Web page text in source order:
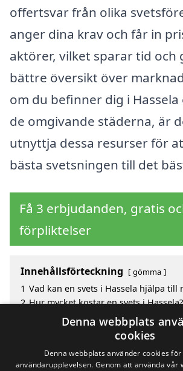
offertsvar från olika
anger dina krav och får in
aktörer, vilket sparar tid och
bättre översikt över
om du befinner dig i Hassela
de omgivande städerna, är
utnyttja dessa resurser för
bästa svetsningen till det
Få 3 erbjudanden, gratis
förpliktelser
Innehållsförteckning gömma
1 Vad kan en svets i Hassela hjälpa till
2 Hur mycket kostar en svets i Hassela?
Fördelar med att välja svets i Hassela
Sök efter en skicklig svets i de
Denna webbplats
cookies
Denna webbplats använder cookies
användarupplevelsen. Genom att använda vår